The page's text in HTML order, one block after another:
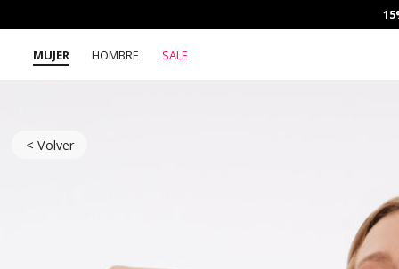
MUJER HOMBRE SALE
< Volver